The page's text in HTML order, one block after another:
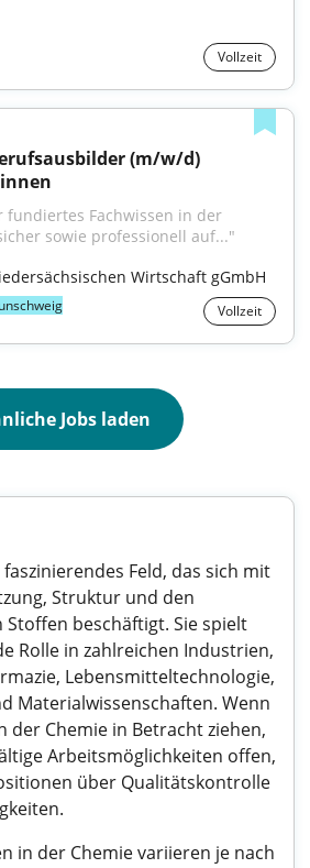
Vollzeit
sowie professionell auf..."
Wirtschaft gGmbH
Vollzeit
Jobs laden
Feld, das sich mit
Struktur und den
Stoffen beschäftigt. Sie spielt
Rolle in zahlreichen Industrien,
Lebensmitteltechnologie,
Materialwissenschaften. Wenn
der Chemie in Betracht ziehen,
Arbeitsmöglichkeiten offen,
über Qualitätskontrolle
in der Chemie variieren je nach